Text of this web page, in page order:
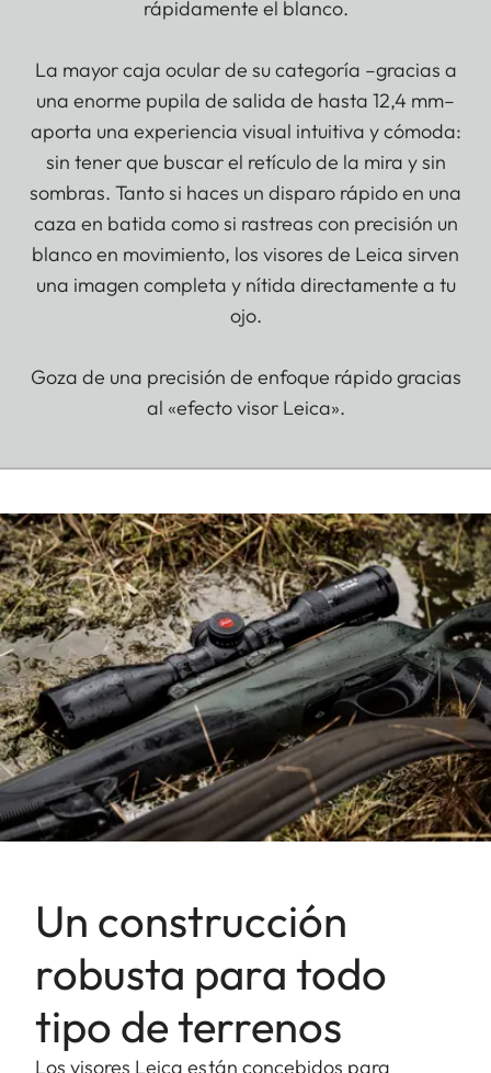
rápidamente el blanco.
La mayor caja ocular de su categoría –gracias a
una enorme pupila de salida de hasta 12,4 mm–
aporta una experiencia visual intuitiva y cómoda:
sin tener que buscar el retículo de la mira y sin
sombras. Tanto si haces un disparo rápido en una
caza en batida como si rastreas con precisión un
blanco en movimiento, los visores de Leica sirven
una imagen completa y nítida directamente a tu
ojo.
Goza de una precisión de enfoque rápido gracias
al «efecto visor Leica».
Un construcción
robusta para todo
tipo de terrenos
Los visores Leica están concebidos para